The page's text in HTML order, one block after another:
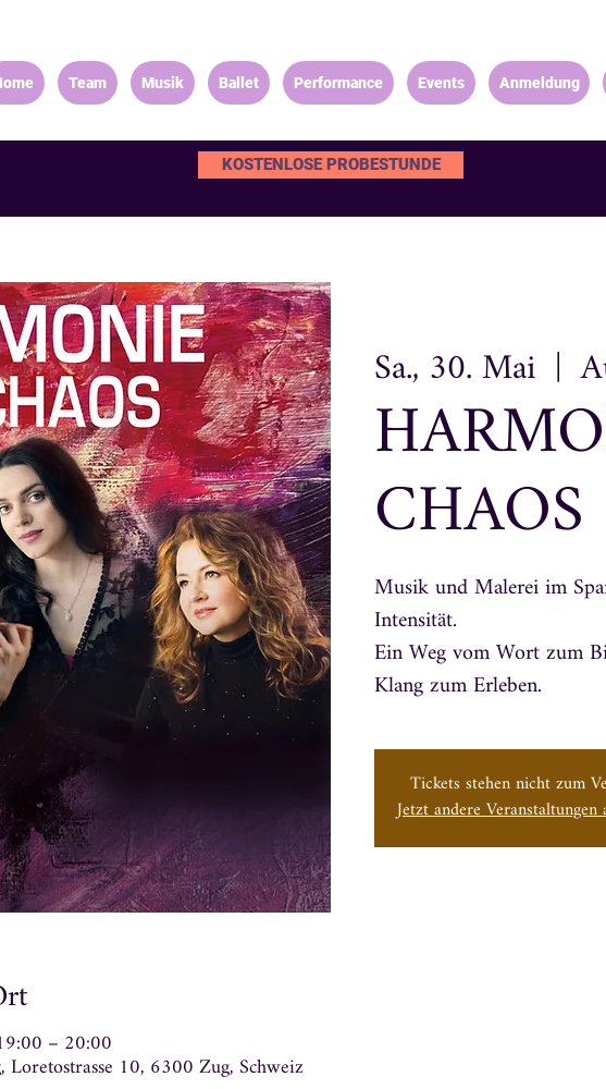
Team Musik Ballet Performance Events Anmeldung
KOSTENLOSE PROBESTUNDE
Sa., 30. Mai
  |
CHAOS
Musik und Malerei im
Intensität.
Ein Weg vom Wort zum
Klang zum Erleben.
Tickets stehen nicht zum
Jetzt andere Veranstaltungen
– 20:00
10, 6300 Zug, Schweiz